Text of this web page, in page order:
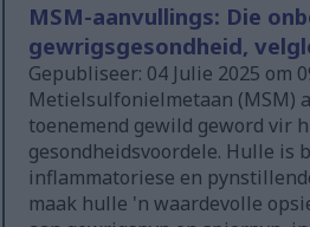
MSM-aanvullings: Die
gewrigsgesondheid,
Gepubliseer: 04 Julie 2025 om
Metielsulfonielmetaan (MSM)
toenemend gewild geword vir
gesondheidsvoordele. Hulle is
inflammatoriese en
maak hulle 'n waardevolle